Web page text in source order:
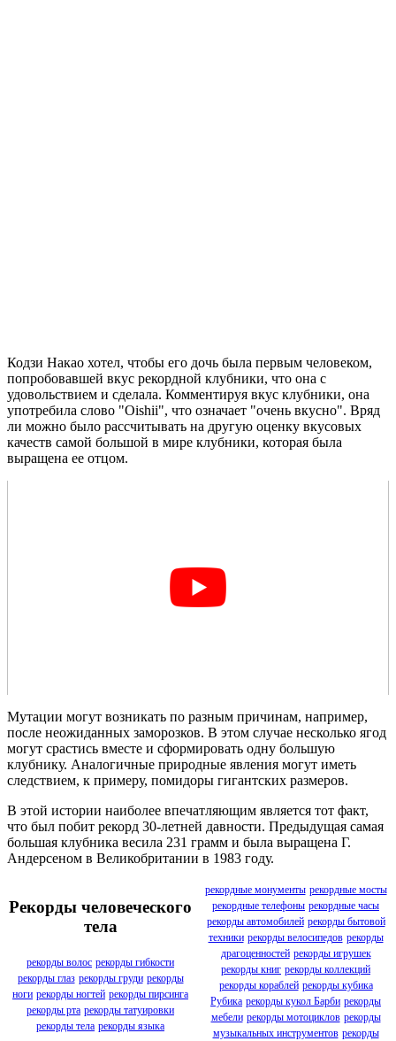
Кодзи Накао хотел, чтобы его дочь была первым человеком,
попробовавшей вкус рекордной клубники, что она с
удовольствием и сделала. Комментируя вкус клубники, она
употребила слово "Oishii", что означает "очень вкусно". Вряд
ли можно было рассчитывать на другую оценку вкусовых
качеств самой большой в мире клубники, которая была
выращена ее отцом.
Мутации могут возникать по разным причинам, например,
после неожиданных заморозков. В этом случае несколько ягод
могут срастись вместе и сформировать одну большую
клубнику. Аналогичные природные явления могут иметь
следствием, к примеру, помидоры гигантских размеров.
В этой истории наиболее впечатляющим является тот факт,
что был побит рекорд 30-летней давности. Предыдущая самая
большая клубника весила 231 грамм и была выращена Г.
Андерсеном в Великобритании в 1983 году.
Рекорды человеческого
тела
рекорды волос рекорды гибкости
рекорды глаз рекорды груди рекорды
ноги рекорды ногтей рекорды пирсинга
рекорды рта рекорды татуировки
рекорды тела рекорды языка
рекордные монументы рекордные мосты
рекордные телефоны рекордные часы
рекорды автомобилей рекорды бытовой
техники рекорды велосипедов рекорды
драгоценностей рекорды игрушек
рекорды книг рекорды коллекций
рекорды кораблей рекорды кубика
Рубика рекорды кукол Барби рекорды
мебели рекорды мотоциклов рекорды
музыкальных инструментов рекорды